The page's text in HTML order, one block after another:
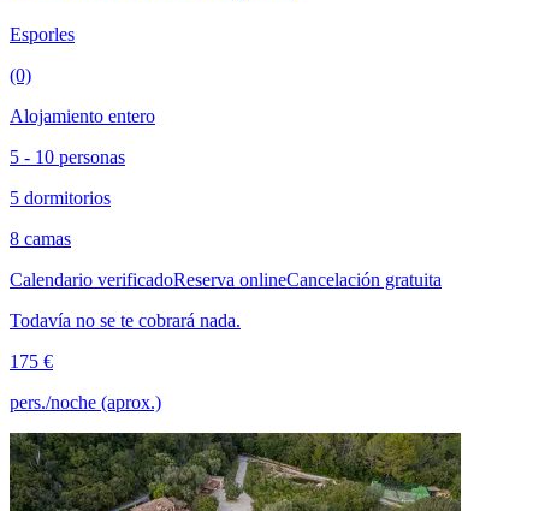
Esporles
(0)
Alojamiento entero
5 - 10 personas
5 dormitorios
8 camas
Calendario verificadoReserva onlineCancelación gratuita
Todavía no se te cobrará nada.
175 €
pers./noche (aprox.)